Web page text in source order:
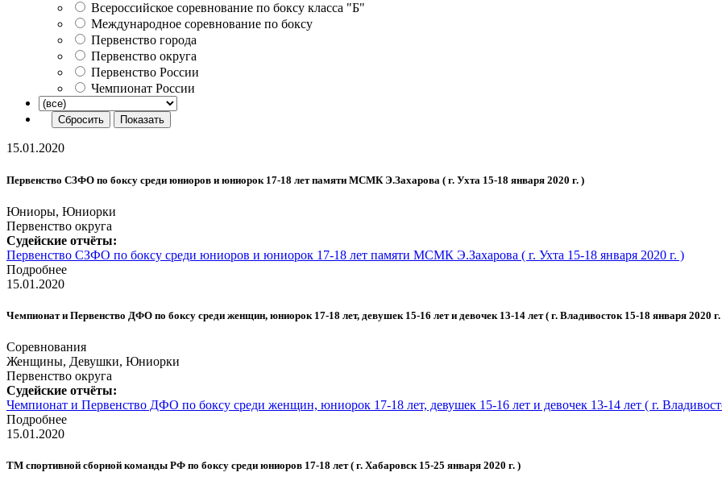
Всероссийское соревнование по боксу класса "Б"
Международное соревнование по боксу
Первенство города
Первенство округа
Первенство России
Чемпионат России
15.01.2020
Первенство СЗФО по боксу среди юниоров и юниорок 17-18 лет памяти МСМК Э.Захарова ( г. Ухта 15-18 января 2020 г. )
Юниоры, Юниорки
Первенство округа
Судейские отчёты:
Первенство СЗФО по боксу среди юниоров и юниорок 17-18 лет памяти МСМК Э.Захарова ( г. Ухта 15-18 января 2020 г. )
Подробнее
15.01.2020
Чемпионат и Первенство ДФО по боксу среди женщин, юниорок 17-18 лет, девушек 15-16 лет и девочек 13-14 лет ( г. Владивосток 15-18 января 2020 г.
Соревнования
Женщины, Девушки, Юниорки
Первенство округа
Судейские отчёты:
Чемпионат и Первенство ДФО по боксу среди женщин, юниорок 17-18 лет, девушек 15-16 лет и девочек 13-14 лет ( г.
Подробнее
15.01.2020
ТМ спортивной сборной команды РФ по боксу среди юниоров 17-18 лет ( г. Хабаровск 15-25 января 2020 г. )